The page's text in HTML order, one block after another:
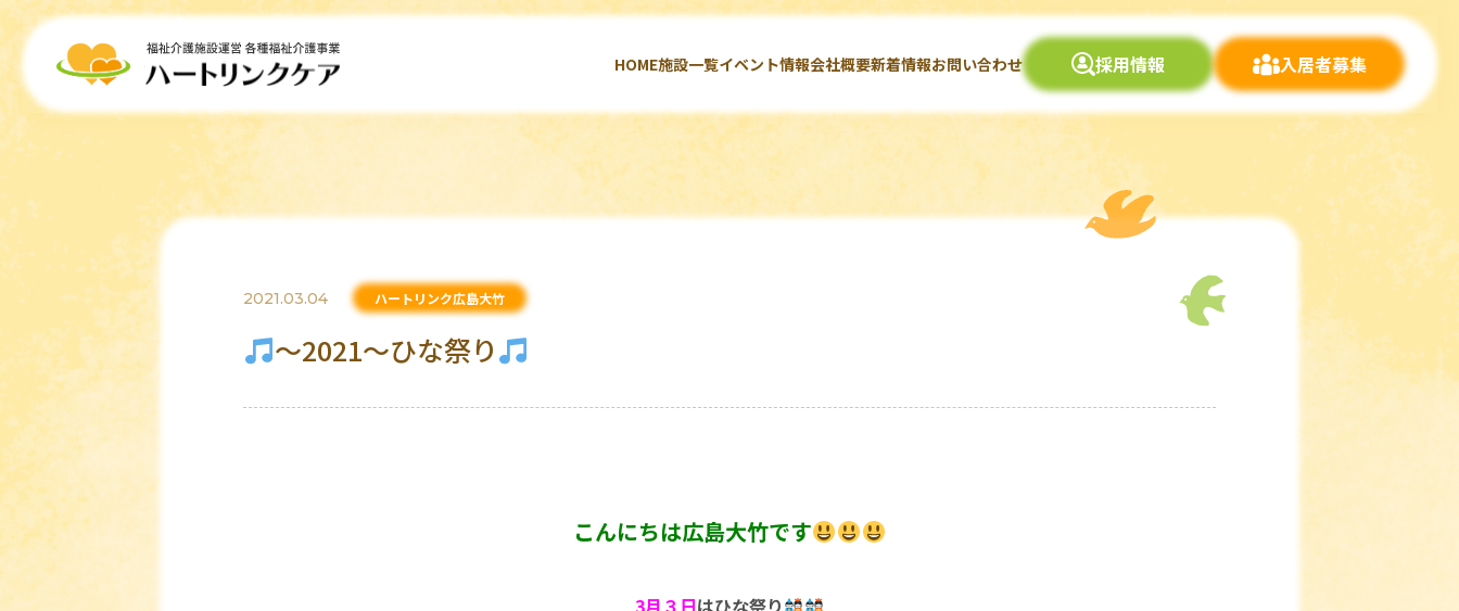
HOME施設一覧イベント情報会社概要新着情報お問い合わせ 採用情報 入居者募集
2021.03.04 ハートリンク広島大竹
～2021～ひな祭り
こんにちは広島大竹です
3月３日はひな祭り